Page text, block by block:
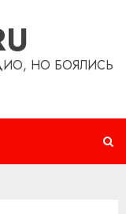
НО БОЯЛИСЬ